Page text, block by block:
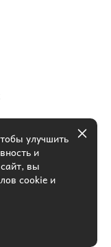
улучшить
и
вы
cookie и